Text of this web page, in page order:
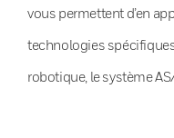
vous permettent d’en
technologies
robotique, le système